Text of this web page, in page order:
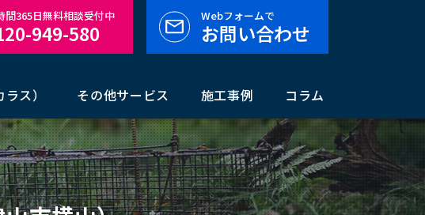
ス） その他サービス 施工事例 コラム
間365日無料相談受付中
949-580
Webフォームで
お問い合わせ